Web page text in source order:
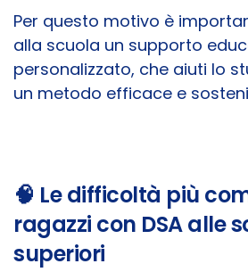
Per questo motivo è
alla scuola un supporto
personalizzato, che aiuti lo
un metodo efficace e
🧠 Le difficoltà più
ragazzi con DSA alle
superiori